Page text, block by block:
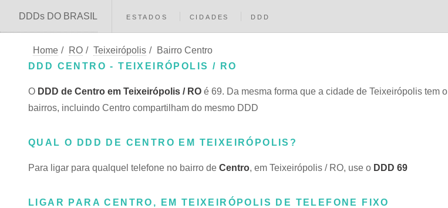
DDDs DO BRASIL ESTADOS CIDADES DDD
Home / RO / Teixeirópolis /
Bairro Centro
DDD CENTRO - TEIXEIRÓPOLIS / RO
O DDD de Centro em Teixeirópolis / RO é 69. Da mesma forma que a cidade de Teixeirópolis tem o
bairros, incluindo Centro compartilham do mesmo DDD
QUAL O DDD DE CENTRO EM TEIXEIRÓPOLIS?
Para ligar para qualquel telefone no bairro de Centro, em Teixeirópolis / RO, use o DDD 69
LIGAR PARA CENTRO, EM TEIXEIRÓPOLIS DE TELEFONE FIXO